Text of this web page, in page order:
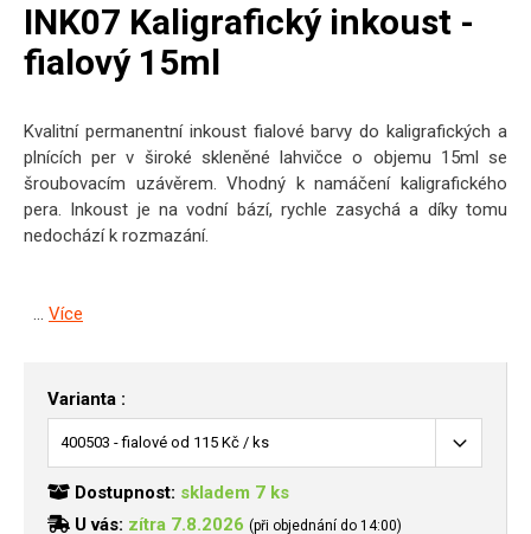
INK07 Kaligrafický inkoust -
fialový 15ml
Kvalitní permanentní inkoust fialové barvy do kaligrafických a
plnících per v široké skleněné lahvičce o objemu 15ml se
šroubovacím uzávěrem. Vhodný k namáčení kaligrafického
pera. Inkoust je na vodní bází, rychle zasychá a díky tomu
nedochází k rozmazání.
... Více
Varianta :
Dostupnost: skladem 7 ks
U vás: zítra 7.8.2026 (při objednání do 14:00)